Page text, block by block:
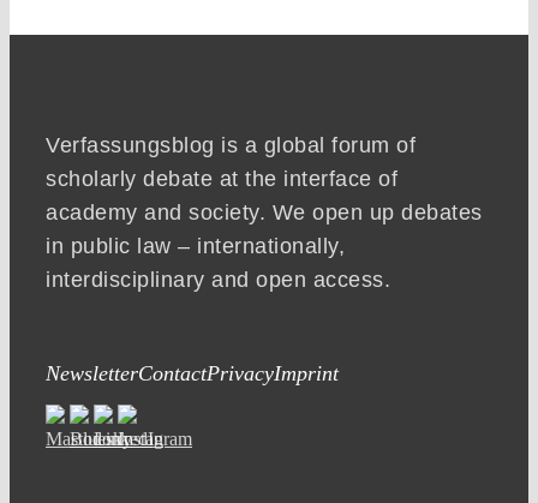
Verfassungsblog is a global forum of
scholarly debate at the interface of
academy and society. We open up debates
in public law – internationally,
interdisciplinary and open access.
NewsletterContactPrivacyImprint